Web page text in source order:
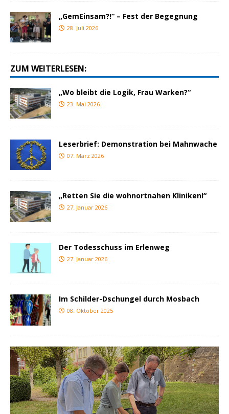
„GemEinsam?!“ – Fest der Begegnung
28. Juli 2026
ZUM WEITERLESEN:
„Wo bleibt die Logik, Frau Warken?“
23. Mai 2026
Leserbrief: Demonstration bei Mahnwache
07. März 2026
„Retten Sie die wohnortnahen Kliniken!“
27. Januar 2026
Der Todesschuss im Erlenweg
27. Januar 2026
Im Schilder-Dschungel durch Mosbach
08. Oktober 2025